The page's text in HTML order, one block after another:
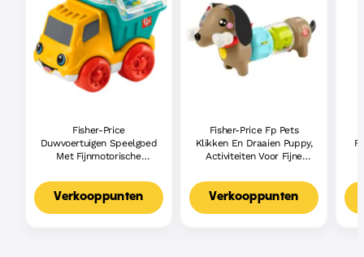
Fisher-Price
Duwvoertuigen Speelgoed
Met Fijnmotorische
Stijlen Kunnen Variëren
Verkooppunten
Fisher-Price Fp Pets
Klikken En Draaien Puppy,
Activiteiten Voor Fijne
Speelgoed Voor Baby'S
Verkooppunten